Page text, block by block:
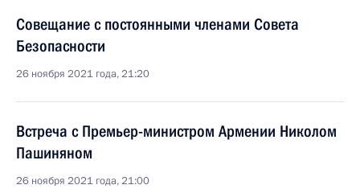
Совещание с постоянными членами Совета
Безопасности
26 ноября 2021 года, 21:20
Встреча с Премьер-министром Армении Николом
Пашиняном
26 ноября 2021 года, 21:00